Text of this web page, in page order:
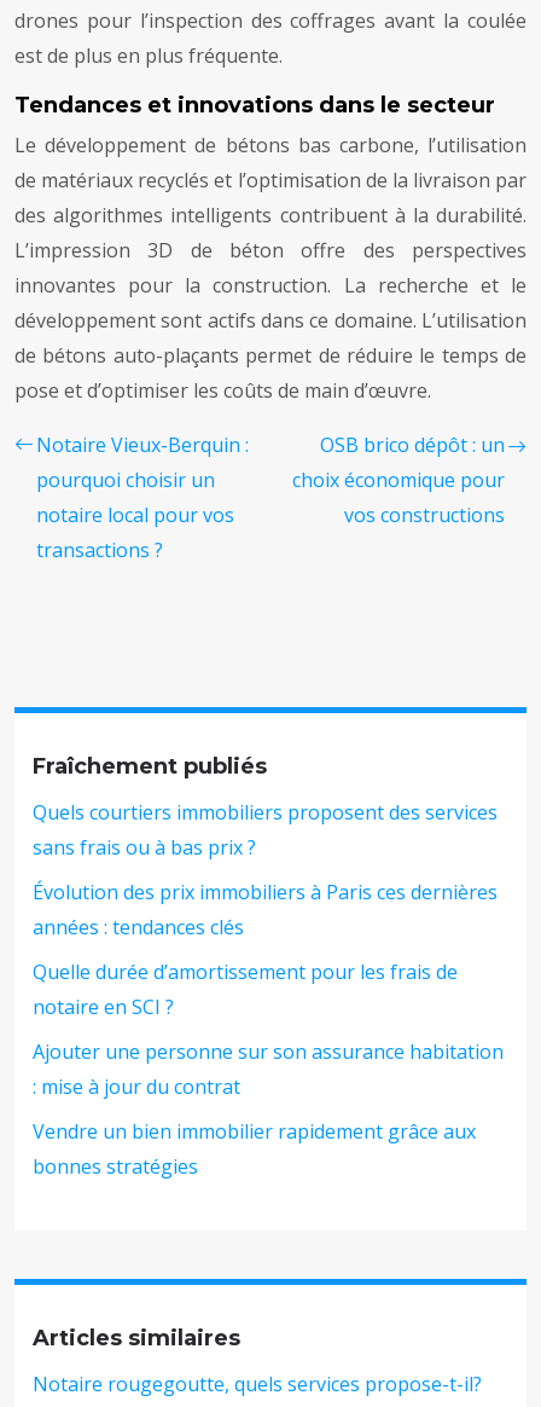
drones pour l’inspection des coffrages avant la coulée
est de plus en plus fréquente.
Tendances et innovations dans le secteur
Le développement de bétons bas carbone, l’utilisation
de matériaux recyclés et l’optimisation de la livraison par
des algorithmes intelligents contribuent à la durabilité.
L’impression 3D de béton offre des perspectives
innovantes pour la construction. La recherche et le
développement sont actifs dans ce domaine. L’utilisation
de bétons auto-plaçants permet de réduire le temps de
pose et d’optimiser les coûts de main d’œuvre.
Notaire Vieux-Berquin :
pourquoi choisir un
notaire local pour vos
transactions ?
OSB brico dépôt : un
choix économique pour
vos constructions
Fraîchement publiés
Quels courtiers immobiliers proposent des services
sans frais ou à bas prix ?
Évolution des prix immobiliers à Paris ces dernières
années : tendances clés
Quelle durée d’amortissement pour les frais de
notaire en SCI ?
Ajouter une personne sur son assurance habitation
: mise à jour du contrat
Vendre un bien immobilier rapidement grâce aux
bonnes stratégies
Articles similaires
Notaire rougegoutte, quels services propose-t-il?